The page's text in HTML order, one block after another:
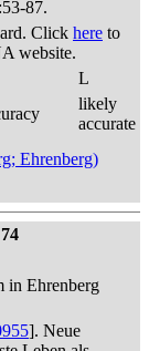
87.
Click here to
website.
L
likely
accurate
Ehrenberg)
in Ehrenberg
]. Neue